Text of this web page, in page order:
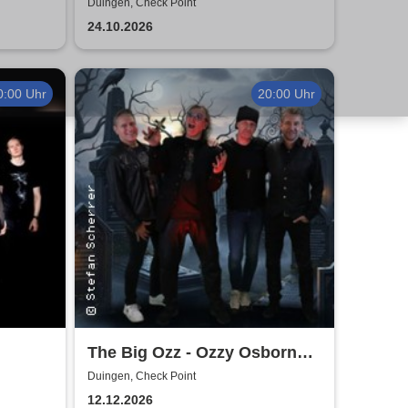
Duingen, Check Point
24.10.2026
Uhr 20:00 Uhr
The Big Ozz - Ozzy Osborne
Tribute
Duingen, Check Point
12.12.2026